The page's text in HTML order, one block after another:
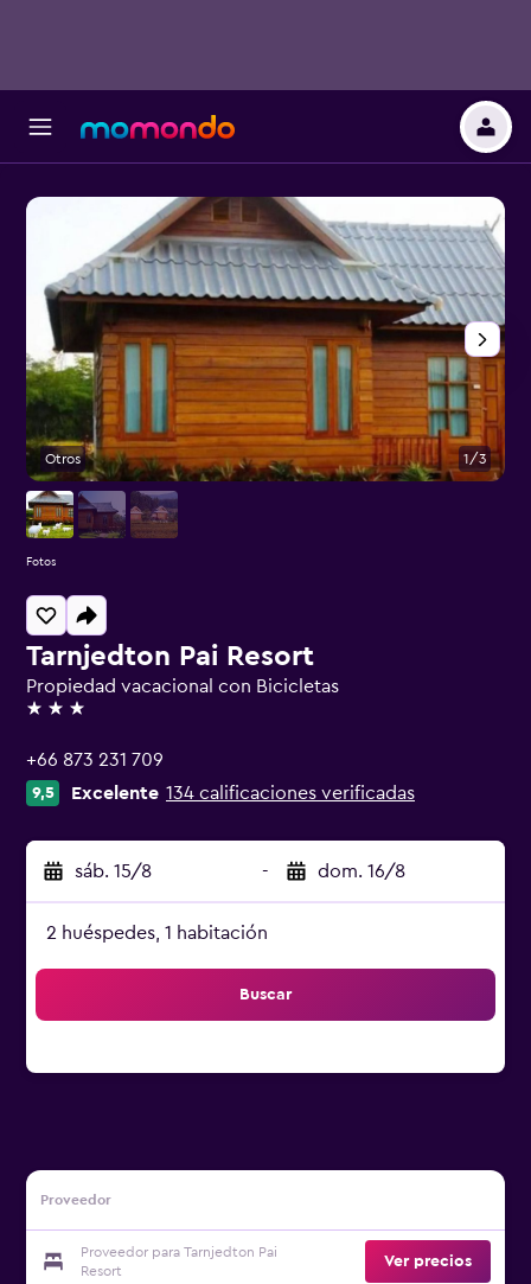
Tarnjedton Pai Resort
Propiedad vacacional con Bicicletas
3 estrellas
+66 873 231 709
9,5 Excelente 134 calificaciones verificadas
sáb. 15/8 - dom. 16/8
2 huéspedes, 1 habitación
Buscar
Proveedor
Proveedor para Tarnjedton Pai
Resort
Ver precios
Otros 1/3
Fotos